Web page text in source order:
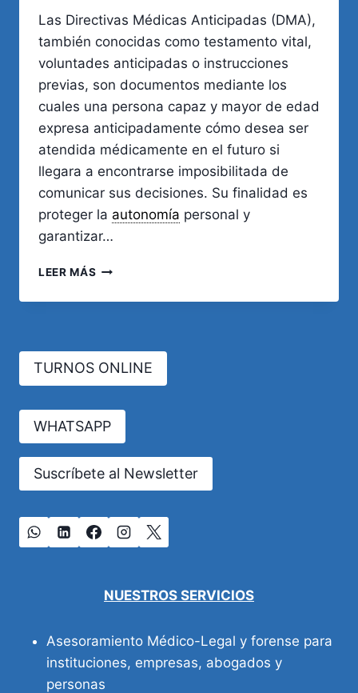
Las Directivas Médicas Anticipadas (DMA),
también conocidas como testamento vital,
voluntades anticipadas o instrucciones
previas, son documentos mediante los
cuales una persona capaz y mayor de edad
expresa anticipadamente cómo desea ser
atendida médicamente en el futuro si
llegara a encontrarse imposibilitada de
comunicar sus decisiones. Su finalidad es
proteger la autonomía personal y
garantizar…
LEER MÁS DIRECTIVAS
ANTICIPADAS
REQUISITOS,
REGISTRO
Y
LEGAL
TURNOS ONLINE
WHATSAPP
Suscríbete al Newsletter
NUESTROS SERVICIOS
Asesoramiento Médico-Legal y forense para
instituciones, empresas, abogados y
personas